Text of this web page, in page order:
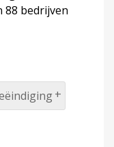
88 bedrijven